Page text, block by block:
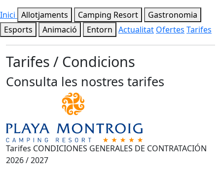
Inici Allotjaments Camping Resort
Gastronomia
Esports
Animació Entorn Actualitat Ofertes Tarifes
Tarifes / Condicions
Consulta les nostres tarifes
Tarifes CONDICIONES GENERALES DE CONTRATACIÓN
2026 / 2027